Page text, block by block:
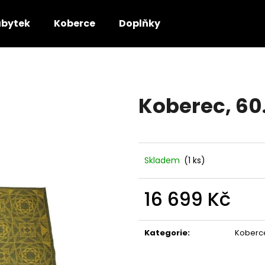
Koberce Doplňky
Koberec,
Skladem (1 ks)
16 699 Kč
cena:
Kategorie:
HLEDAT